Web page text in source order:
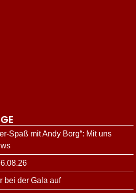
Spaß mit Andy Borg“: Mit uns
bei der Gala auf